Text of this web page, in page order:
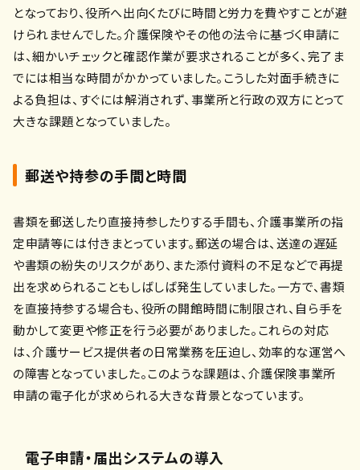
となっており、役所へ出向くたびに時間と労力を費やすことが避
けられませんでした。介護保険やその他の法令に基づく申請に
は、細かいチェックと確認作業が要求されることが多く、完了ま
でには相当な時間がかかっていました。こうした対面手続きに
よる負担は、すぐには解消されず、事業所と行政の双方にとって
大きな課題となっていました。
郵送や持参の手間と時間
書類を郵送したり直接持参したりする手間も、介護事業所の指
定申請等には付きまとっています。郵送の場合は、送達の遅延
や書類の紛失のリスクがあり、また添付資料の不足などで再提
出を求められることもしばしば発生していました。一方で、書類
を直接持参する場合も、役所の開館時間に制限され、自ら手を
動かして変更や修正を行う必要がありました。これらの対応
は、介護サービス提供者の日常業務を圧迫し、効率的な運営へ
の障害となっていました。このような課題は、介護保険事業所
申請の電子化が求められる大きな背景となっています。
電子申請・届出システムの導入